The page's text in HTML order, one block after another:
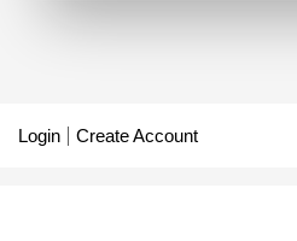
Login Create Account